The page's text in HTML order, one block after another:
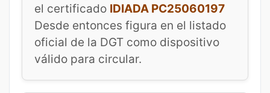
el certificado IDIADA PC25060197
Desde entonces figura en el listado
oficial de la DGT como dispositivo
válido para circular.